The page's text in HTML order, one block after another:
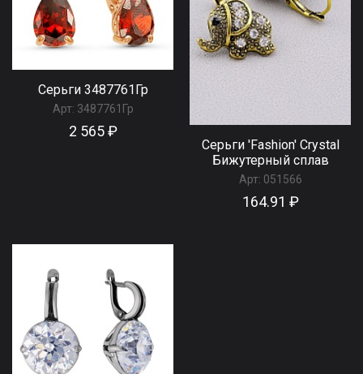
Серьги 3487761Гр
Арт: 3487761Гр
2 565 ₽
Серьги 'Fashion' Сrystal
Бижутерный сплав
Арт: 051566
164.91 ₽